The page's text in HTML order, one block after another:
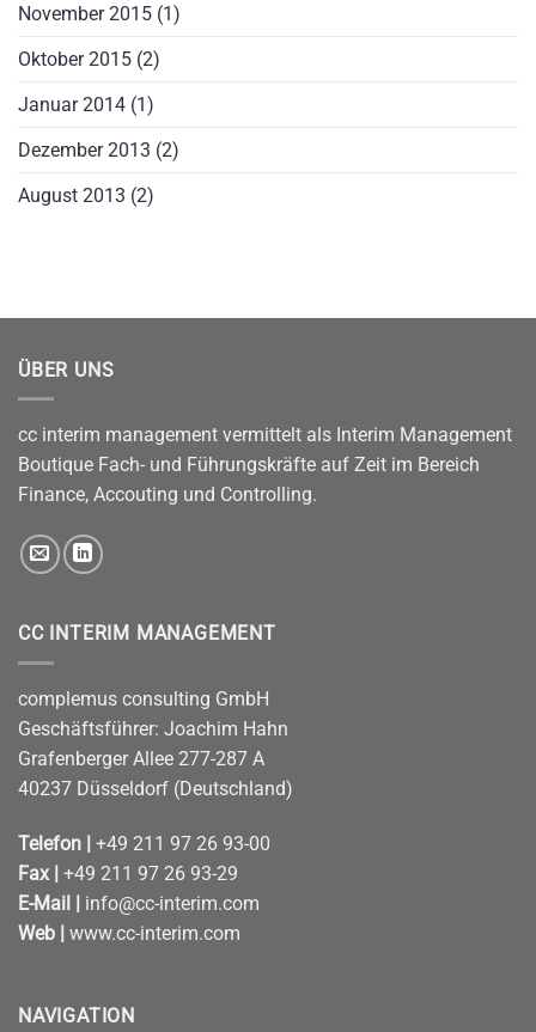
November 2015 (1)
Oktober 2015 (2)
Januar 2014 (1)
Dezember 2013 (2)
August 2013 (2)
ÜBER UNS
cc interim management vermittelt als Interim Management
Boutique Fach- und Führungskräfte auf Zeit im Bereich
Finance, Accouting und Controlling.
CC INTERIM MANAGEMENT
complemus consulting GmbH
Geschäftsführer: Joachim Hahn
Grafenberger Allee 277-287 A
40237 Düsseldorf (Deutschland)
Telefon | +49 211 97 26 93-00
Fax | +49 211 97 26 93-29
E-Mail | info@cc-interim.com
Web | www.cc-interim.com
NAVIGATION